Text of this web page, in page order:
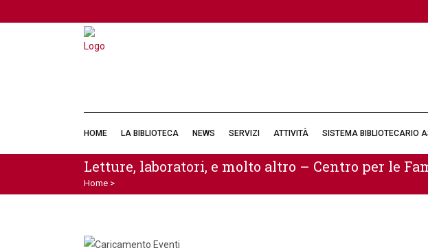
HOME LA BIBLIOTECA NEWS SERVIZI ATTIVITÀ SISTEMA BIBLIOTECARIO
Letture, laboratori, e molto altro – Centro per le
Home >